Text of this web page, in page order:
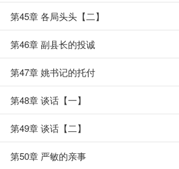
第45章 各局头头【二】
第46章 副县长的投诚
第47章 姚书记的托付
第48章 谈话【一】
第49章 谈话【二】
第50章 严敏的亲事